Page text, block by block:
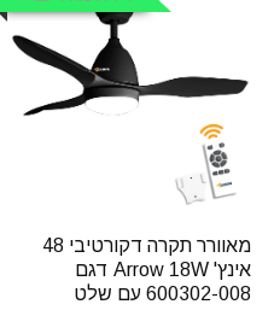
מאוורר תקרה דקורטיבי 48
אינץ' Arrow 18W דגם
600302-008 עם שלט